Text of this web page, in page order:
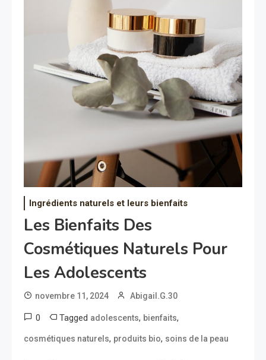
Ingrédients naturels et leurs bienfaits
Les Bienfaits Des
Cosmétiques Naturels Pour
Les Adolescents
novembre 11, 2024 Abigail.G.30
0 Tagged adolescents, bienfaits,
cosmétiques naturels, produits bio, soins de la peau